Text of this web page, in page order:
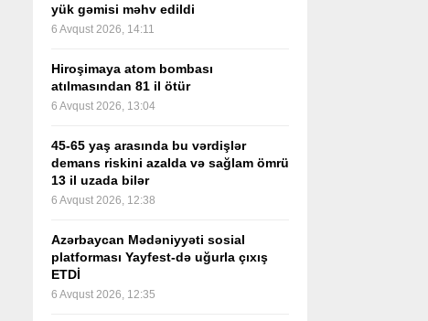
yük gəmisi məhv edildi
6 Avqust 2026, 14:11
Hiroşimaya atom bombası
atılmasından 81 il ötür
6 Avqust 2026, 13:04
45-65 yaş arasında bu vərdişlər
demans riskini azalda və sağlam ömrü
13 il uzada bilər
6 Avqust 2026, 12:38
Azərbaycan Mədəniyyəti sosial
platforması Yayfest-də uğurla çıxış
ETDİ
6 Avqust 2026, 12:35